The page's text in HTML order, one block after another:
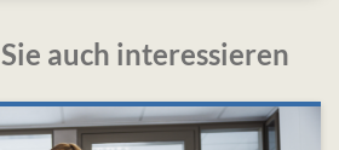
auch interessieren